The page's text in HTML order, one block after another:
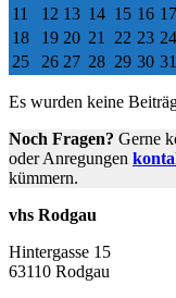
11
12 13 14 15 16 17
18
19 20 21 22 23 24
25
26 27 28 29 30 31
Es wurden keine
Noch Fragen? Gerne
oder Anregungen
kümmern.
vhs Rodgau
Hintergasse 15
63110 Rodgau